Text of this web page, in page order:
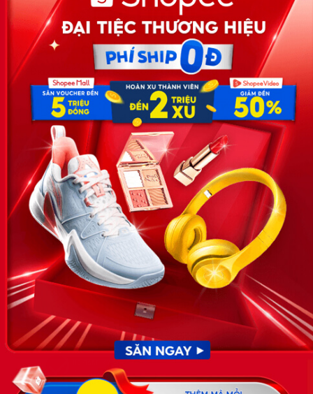
Công ty TNHH Eyeplus Online
Địa chỉ: Số 81, ngõ 68, đường Cầu Giấy, Tổ 05, Phường Quan
Hoa, Quận Cầu Giấy, TP Hà Nội, Việt Nam
SĐT: 0981 448 766
Email:
hotro@timviec.com.vn
VỀ CHÚNG TÔI
News.timviec.com.vn là website cung cấp thông tin liên quan đến
nhân sự, nghề nghiệp do Timviec.com.vn vận hành nhằm giúp
doanh nghiệp, nhân sự tuyển dụng, người đi làm, người tìm việc
cập nhật thông tin và đáp ứng được mong muốn của mình.
KẾT NỐI
Giấy phép hoạt động dịch vụ
việc làm số 54/2019/SLĐTBXH-
GP do Sở lao động thương
binh và xã hội cấp ngày 30
tháng 12 năm 2019.